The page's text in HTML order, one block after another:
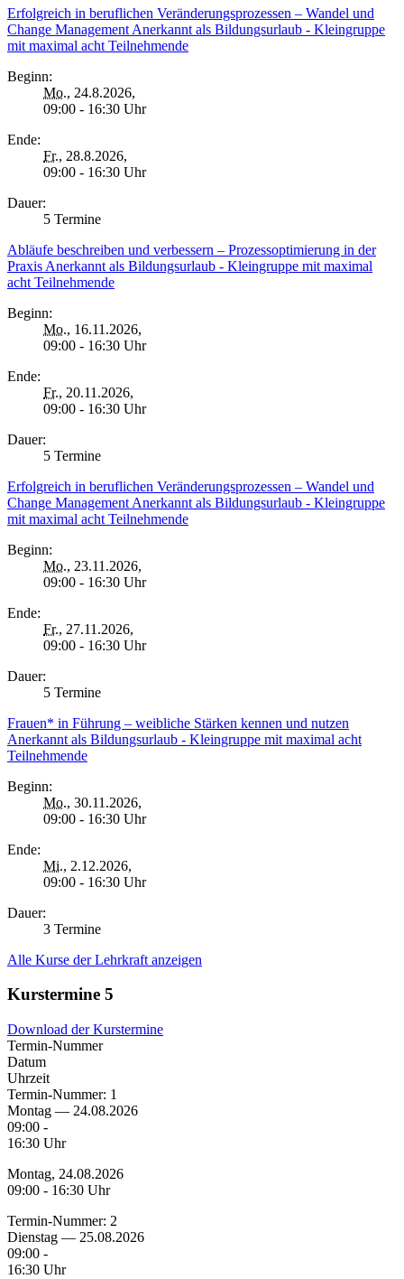
Erfolgreich in beruflichen Veränderungsprozessen – Wandel und
Change Management Anerkannt als Bildungsurlaub - Kleingruppe
mit maximal acht Teilnehmende
Beginn:
Mo., 24.8.2026,
09:00 - 16:30 Uhr
Ende:
Fr., 28.8.2026,
09:00 - 16:30 Uhr
Dauer:
5 Termine
Abläufe beschreiben und verbessern – Prozessoptimierung in der
Praxis Anerkannt als Bildungsurlaub - Kleingruppe mit maximal
acht Teilnehmende
Beginn:
Mo., 16.11.2026,
09:00 - 16:30 Uhr
Ende:
Fr., 20.11.2026,
09:00 - 16:30 Uhr
Dauer:
5 Termine
Erfolgreich in beruflichen Veränderungsprozessen – Wandel und
Change Management Anerkannt als Bildungsurlaub - Kleingruppe
mit maximal acht Teilnehmende
Beginn:
Mo., 23.11.2026,
09:00 - 16:30 Uhr
Ende:
Fr., 27.11.2026,
09:00 - 16:30 Uhr
Dauer:
5 Termine
Frauen* in Führung – weibliche Stärken kennen und nutzen
Anerkannt als Bildungsurlaub - Kleingruppe mit maximal acht
Teilnehmende
Beginn:
Mo., 30.11.2026,
09:00 - 16:30 Uhr
Ende:
Mi., 2.12.2026,
09:00 - 16:30 Uhr
Dauer:
3 Termine
Alle Kurse der Lehrkraft anzeigen
Kurstermine 5
Download der Kurstermine
Termin-Nummer
Datum
Uhrzeit
Termin-Nummer: 1
Montag — 24.08.2026
09:00 -
16:30 Uhr
Montag, 24.08.2026
09:00 - 16:30 Uhr
Termin-Nummer: 2
Dienstag — 25.08.2026
09:00 -
16:30 Uhr